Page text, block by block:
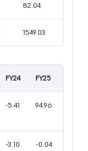
82.04
1549.03
FY24 FY25
-5.41 94.96
-3.10 -0.04